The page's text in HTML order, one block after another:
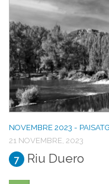
NOVEMBRE 2023 -
21 NOVEMBRE, 2023
7 Riu Duero